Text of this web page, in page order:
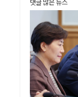
댓글 많은 뉴스